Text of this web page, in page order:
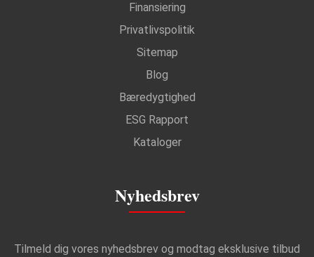
Finansiering
Privatlivspolitik
Sitemap
Blog
Bæredygtighed
ESG Rapport
Kataloger
Nyhedsbrev
Tilmeld dig vores nyhedsbrev og modtag eksklusive tilbud